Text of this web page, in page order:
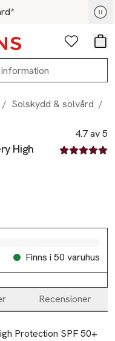
nu
Favoriter
/ Solskydd & solvård /
High
4.7 av 5
4.7 av fem
Finns i 50 varuhus
Recensioner
Protection SPF 50+